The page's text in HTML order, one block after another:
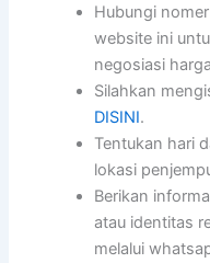
Hubungi
website ini
negosiasi
Silahkan
DISINI.
Tentukan hari
lokasi
Berikan
atau identitas
melalui